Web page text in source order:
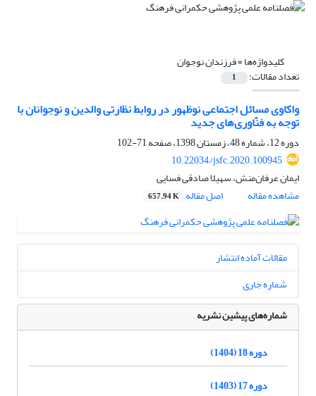
کلیدواژه‌ها =فرزندان نوجوان
تعداد مقالات: 1
واکاوی مسائل اجتماعی نوظهور در روابط نظارتی والدین و نوجوانان با
توجه به فنّاوری‌های جدید
دوره 12، شماره 48، زمستان 1398، صفحه
71-102
10.22034/jsfc.2020.100945
ایمان عرفان‌منش، سهیلا صادقی فسایی
مشاهده مقاله
اصل مقاله 657.94 K
مقالات آماده انتشار
شماره جاری
شماره‌های پیشین نشریه
دوره 18 (1404)
دوره 17 (1403)